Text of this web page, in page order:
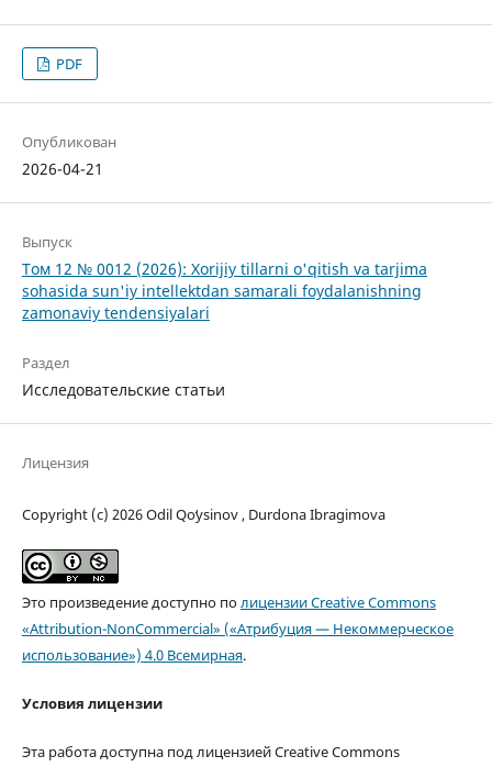
PDF
Опубликован
2026-04-21
Выпуск
Том 12 № 0012 (2026): Xorijiy tillarni o'qitish va tarjima
sohasida sun'iy intellektdan samarali foydalanishning
zamonaviy tendensiyalari
Раздел
Исследовательские статьи
Лицензия
Copyright (c) 2026 Odil Qoʻysinov , Durdona Ibragimova
Это произведение доступно полицензии Creative Commons
«Attribution-NonCommercial» («Атрибуция — Некоммерческое
использование») 4.0 Всемирная.
Условия лицензии
Эта работа доступна под лицензией Creative Commons